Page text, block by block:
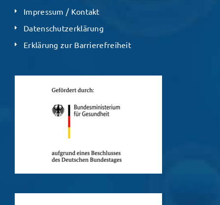
Impressum / Kontakt
Datenschutzerklärung
Erklärung zur Barrierefreiheit